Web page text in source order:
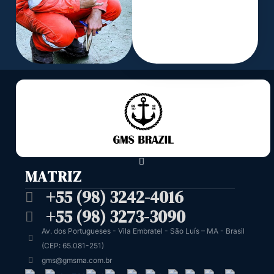
MATRIZ
+55 (98) 3242-4016
+55 (98) 3273-3090
Av. dos Portugueses - Vila Embratel - São Luís – MA - Brasil
(CEP: 65.081-251)
gms@gmsma.com.br